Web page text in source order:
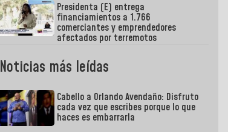
Presidenta (E) entrega
financiamientos a 1.766
comerciantes y emprendedores
afectados por terremotos
Noticias más leídas
Cabello a Orlando Avendaño: Disfruto
cada vez que escribes porque lo que
haces es embarrarla